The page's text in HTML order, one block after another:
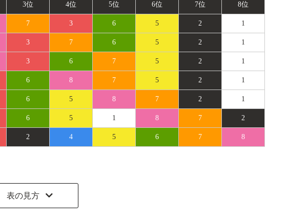
3位 4位 5位 6位 7位 8位
7 3 6 5 2 1
3 7 6 5 2 1
3 6 7 5 2 1
6 8 7 5 2 1
6 5 8 7 2 1
6 5 1 8 7 2
2 4 5 6 7 8
表の見方